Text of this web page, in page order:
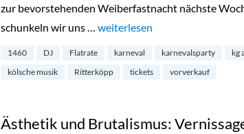
zur bevorstehenden Weiberfastnacht nächste
schunkeln wir uns … „Karnevalsparty: KG-
weiterlesen
1460 DJ Flatrate karneval karnevalsparty
kg
kölsche musik
Ritterköpp tickets vorverkauf
Ästhetik und Brutalismus: